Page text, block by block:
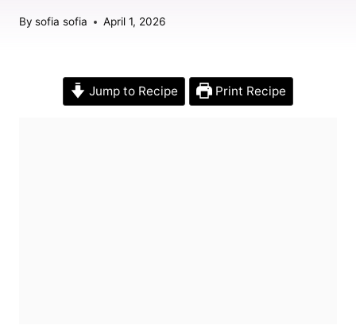
By sofia sofia April 1, 2026
Jump to Recipe Print Recipe